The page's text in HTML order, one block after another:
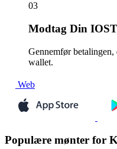
03
Modtag Din IOST
Gennemfør
wallet.
Web
Populære mønter for